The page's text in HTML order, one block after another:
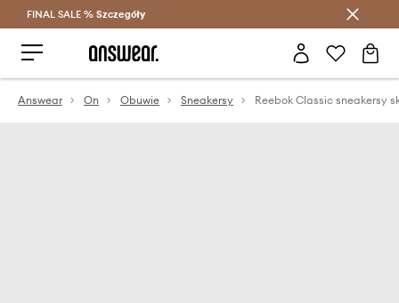
Oszczędzaj z Answear Club >
FINAL SALE % Szczegóły
Answear On Obuwie Sneakersy